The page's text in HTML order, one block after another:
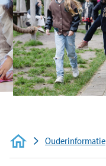
Ouderinformatie
Nieuws
Agenda
Contact Ouderinformatie